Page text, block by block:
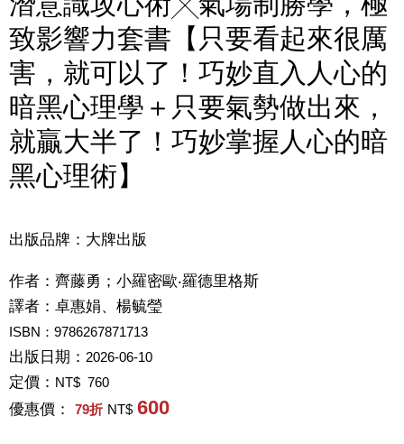
致影響力套書【只要看起來很厲
害，就可以了！巧妙直入人心的
暗黑心理學＋只要氣勢做出來，
就贏大半了！巧妙掌握人心的暗
黑心理術】
出版品牌：大牌出版
作者： 齊藤勇；小羅密歐‧羅德里格斯
譯者： 卓惠娟、楊毓瑩
ISBN：9786267871713
出版日期： 2026-06-10
定價： NT$ 760
優惠價： 79折 NT$ 600